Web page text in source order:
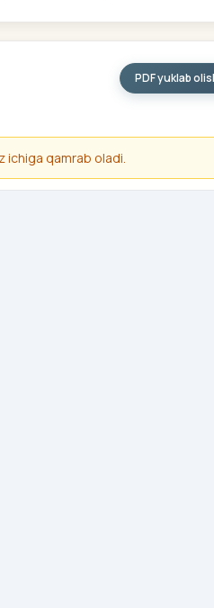
PDF yuklab
ichiga qamrab oladi.